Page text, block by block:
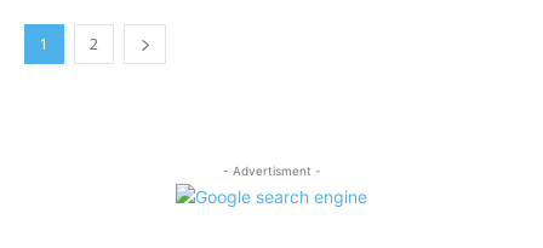
1 2
- Advertisment -